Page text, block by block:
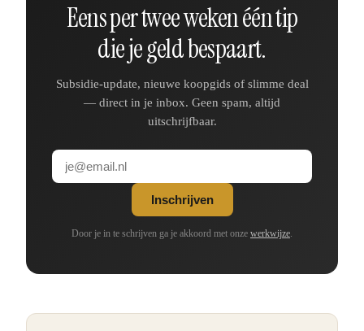
Eens per twee weken één tip
die je geld bespaart.
Subsidie-update, nieuwe koopgids of slimme deal
— direct in je inbox. Geen spam, altijd
uitschrijfbaar.
Inschrijven
Door je in te schrijven ga je akkoord met onze werkwijze.